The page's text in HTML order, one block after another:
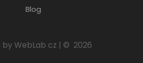
Blog
by WebLab cz | © 2026